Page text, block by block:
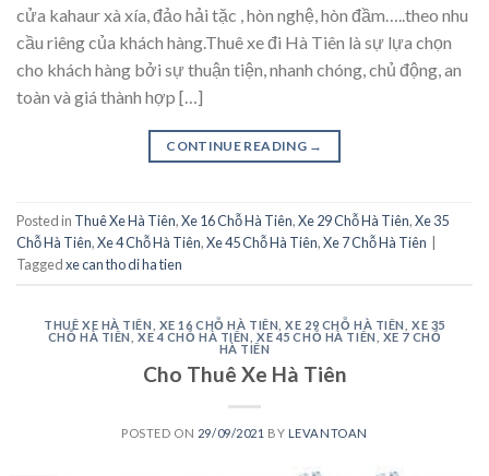
cửa kahaur xà xía, đảo hải tặc , hòn nghệ, hòn đầm…..theo nhu
cầu riêng của khách hàng.Thuê xe đi Hà Tiên là sự lựa chọn
cho khách hàng bởi sự thuận tiện, nhanh chóng, chủ động, an
toàn và giá thành hợp […]
CONTINUE READING →
Posted in Thuê Xe Hà Tiên,Xe 16 Chỗ Hà Tiên,Xe 29 Chỗ Hà Tiên,Xe 35
Chỗ Hà Tiên,Xe 4 Chỗ Hà Tiên,Xe 45 Chỗ Hà Tiên,Xe 7 Chỗ Hà Tiên
Taggedxe can tho di ha tien
THUÊ XE HÀ TIÊN XE 16 CHỖ HÀ TIÊN ,XE 29 CHỖ HÀ TIÊN ,XE 35
CHỖ HÀ TIÊN
,XE 4 CHỖ HÀ TIÊN ,XE 45 CHỖ HÀ TIÊN
XE 7 CHỖ
HÀ TIÊN
Cho Thuê Xe Hà Tiên
POSTED ON 29/09/2021 BY LEVANTOAN